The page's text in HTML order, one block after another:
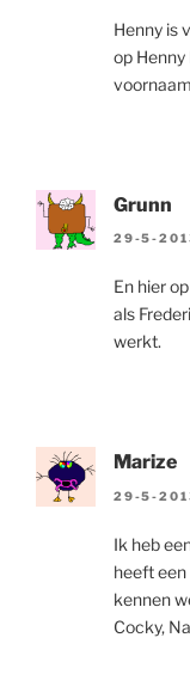
Henny is
op Henny
Grunn
29-5-
En hier
als
werkt.
Marize
29-5-
Ik heb
heeft een
kennen
Cocky,